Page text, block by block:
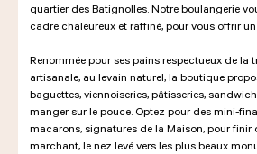
quartier des Batignolles. Notre boulangerie
cadre chaleureux et raffiné, pour vous offrir
Renommée pour ses pains respectueux de la
artisanale, au levain naturel, la boutique
baguettes, viennoiseries, pâtisseries,
manger sur le pouce. Optez pour des mini-
macarons, signatures de la Maison, pour finir
marchant, le nez levé vers les plus beaux